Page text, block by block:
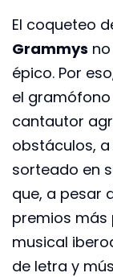
El coqueteo
Grammys
épico. Por
el
cantautor
obstáculos,
sorteado en
que, a pesar
premios más
musical
de letra y